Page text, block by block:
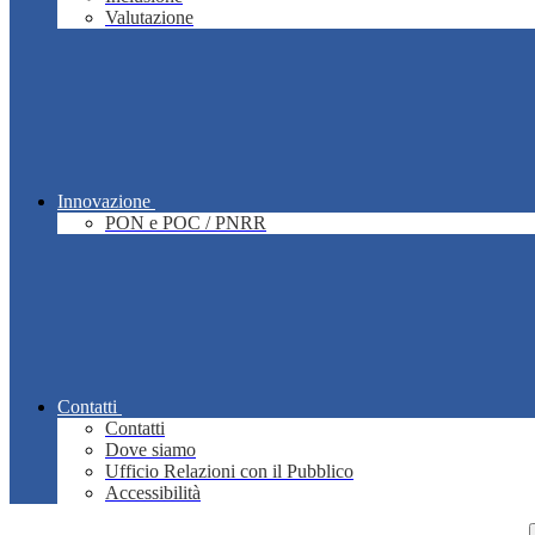
Valutazione
Innovazione
PON e POC / PNRR
Contatti
Contatti
Dove siamo
Ufficio Relazioni con il Pubblico
Accessibilità